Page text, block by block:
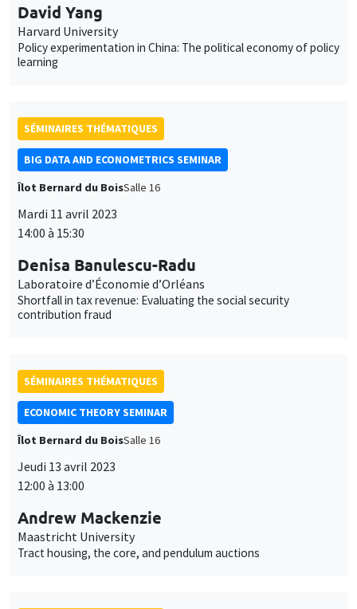
David Yang
Harvard University
Policy experimentation in China: The political economy of policy
learning
SÉMINAIRES THÉMATIQUES
BIG DATA AND ECONOMETRICS SEMINAR
Îlot Bernard du BoisSalle 16
Mardi 11 avril 2023
14:00 à 15:30
Denisa Banulescu-Radu
Laboratoire d’Économie d’Orléans
Shortfall in tax revenue: Evaluating the social security
contribution fraud
SÉMINAIRES THÉMATIQUES
ECONOMIC THEORY SEMINAR
Îlot Bernard du BoisSalle 16
Jeudi 13 avril 2023
12:00 à 13:00
Andrew Mackenzie
Maastricht University
Tract housing, the core, and pendulum auctions